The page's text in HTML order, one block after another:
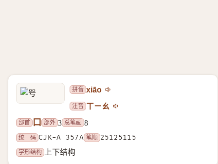
拼音 xiāo
注音 ㄒㄧㄠ
部首 口 部外 3 总笔画 8
统一码 CJK-A 357A 笔顺 25125115
字形结构
上下结构